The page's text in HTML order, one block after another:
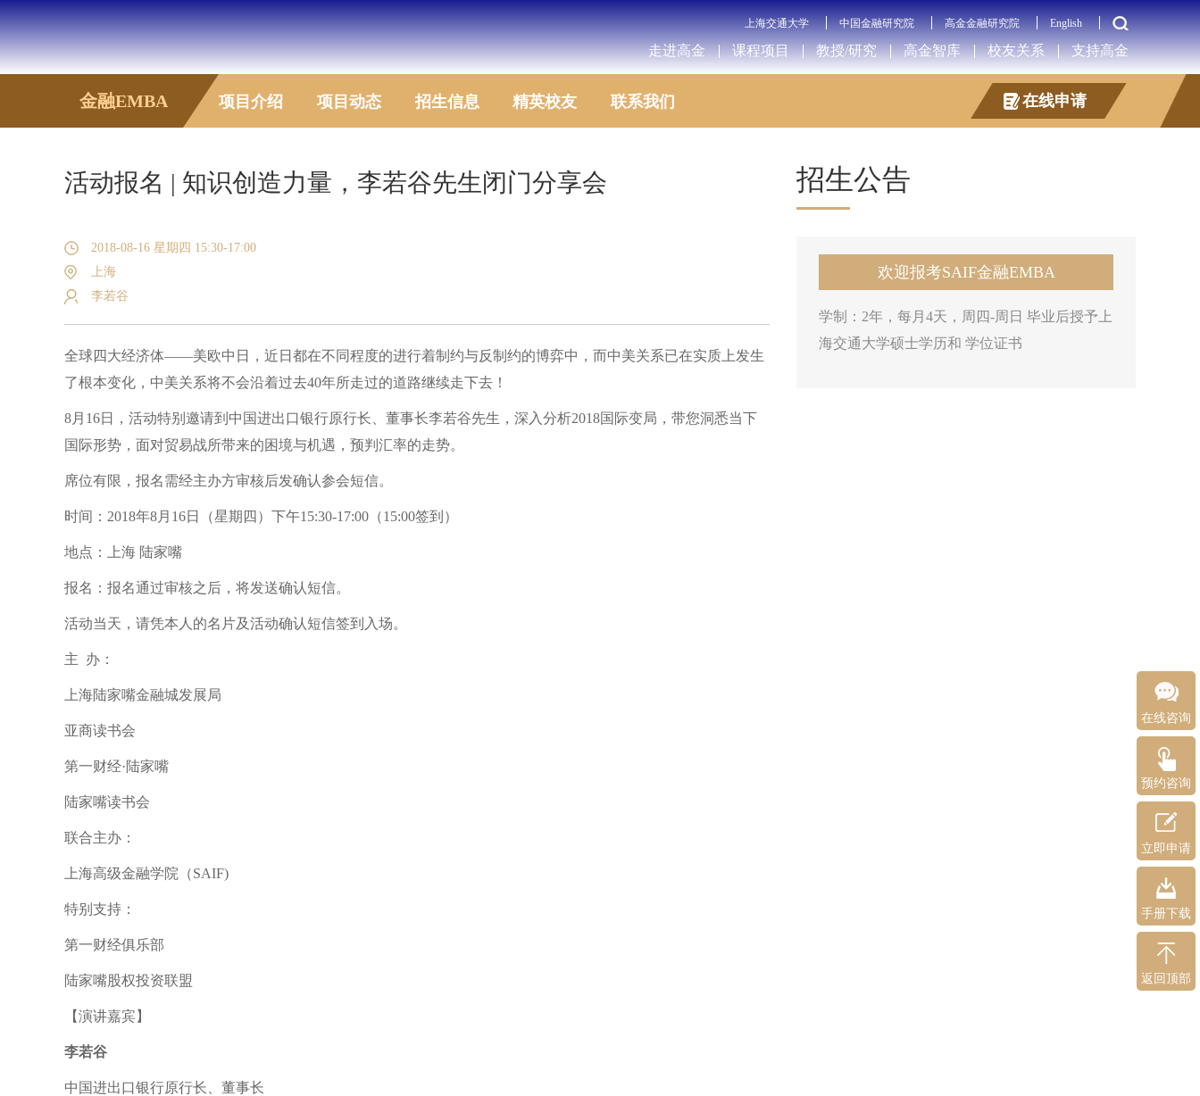
上海交通大学 中国金融研究院 高金金融研究院 English
走进高金 课程项目 教授/研究 高金智库 校友关系 支持高金
金融EMBA 项目介绍 项目动态 招生信息 精英校友 联系我们 在线申请
在线咨询
预约咨询
立即申请
手册下载
返回顶部
活动报名 | 知识创造力量，李若谷先生闭门分享会
2018-08-16 星期四 15:30-17:00
上海
李若谷
全球四大经济体——美欧中日，近日都在不同程度的进行着制约与反制约的博弈中，而中美关系已在实质上发生
了根本变化，中美关系将不会沿着过去40年所走过的道路继续走下去！
8月16日，活动特别邀请到中国进出口银行原行长、董事长李若谷先生，深入分析2018国际变局，带您洞悉当下
国际形势，面对贸易战所带来的困境与机遇，预判汇率的走势。
席位有限，报名需经主办方审核后发确认参会短信。
时间：2018年8月16日（星期四）下午15:30-17:00（15:00签到）
地点：上海 陆家嘴
报名： 报名通过审核之后，将发送确认短信。
活动当天，请凭本人的名片及活动确认短信签到入场。
主 办：
上海陆家嘴金融城发展局
亚商读书会
第一财经·陆家嘴
陆家嘴读书会
联合主办：
上海高级金融学院（SAIF)
特别支持：
第一财经俱乐部
陆家嘴股权投资联盟
【演讲嘉宾】
李若谷
中国进出口银行原行长、董事长
招生公告
欢迎报考SAIF金融EMBA
学制：2年，每月4天，周四-周日 毕业后授予上
海交通大学硕士学历和 学位证书